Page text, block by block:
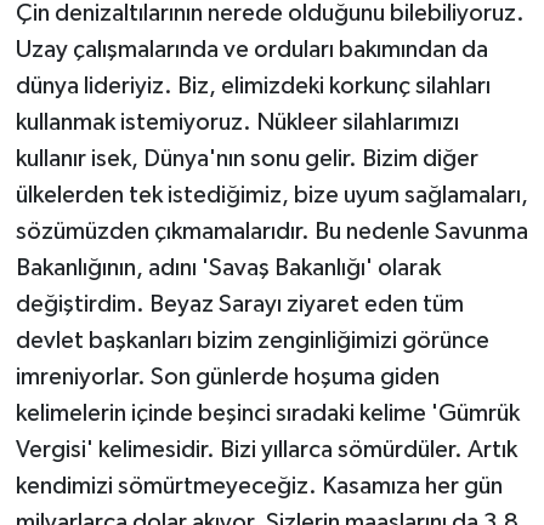
Çin denizaltılarının nerede olduğunu bilebiliyoruz.
Uzay çalışmalarında ve orduları bakımından da
dünya lideriyiz. Biz, elimizdeki korkunç silahları
kullanmak istemiyoruz. Nükleer silahlarımızı
kullanır isek, Dünya'nın sonu gelir. Bizim diğer
ülkelerden tek istediğimiz, bize uyum sağlamaları,
sözümüzden çıkmamalarıdır. Bu nedenle Savunma
Bakanlığının, adını 'Savaş Bakanlığı' olarak
değiştirdim. Beyaz Sarayı ziyaret eden tüm
devlet başkanları bizim zenginliğimizi görünce
imreniyorlar. Son günlerde hoşuma giden
kelimelerin içinde beşinci sıradaki kelime 'Gümrük
Vergisi' kelimesidir. Bizi yıllarca sömürdüler. Artık
kendimizi sömürtmeyeceğiz. Kasamıza her gün